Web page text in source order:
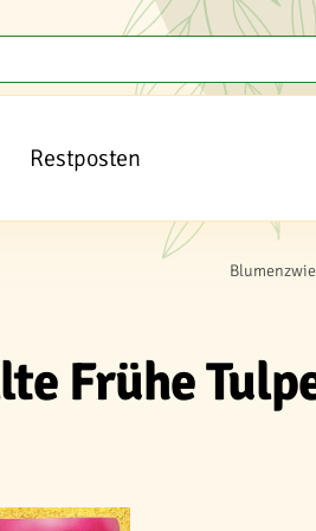
Restposten
Frühe